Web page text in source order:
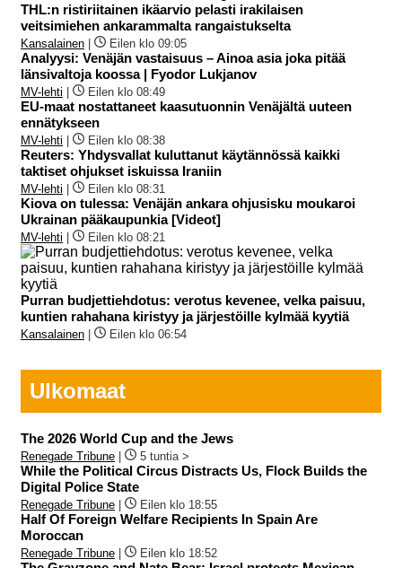
THL:n ristiriitainen ikäarvio pelasti irakilaisen
veitsimiehen ankarammalta rangaistukselta
Kansalainen Eilen klo 09:05
Analyysi: Venäjän vastaisuus – Ainoa asia joka pitää
länsivaltoja koossa | Fyodor Lukjanov
MV-lehti Eilen klo 08:49
EU-maat nostattaneet kaasutuonnin Venäjältä uuteen
ennätykseen
MV-lehti Eilen klo 08:38
Reuters: Yhdysvallat kuluttanut käytännössä kaikki
taktiset ohjukset iskuissa Iraniin
MV-lehti Eilen klo 08:31
Kiova on tulessa: Venäjän ankara ohjusisku moukaroi
Ukrainan pääkaupunkia [Videot]
MV-lehti Eilen klo 08:21
Purran budjettiehdotus: verotus kevenee, velka paisuu,
kuntien rahahana kiristyy ja järjestöille kylmää kyytiä
Kansalainen Eilen klo 06:54
Ulkomaat
The 2026 World Cup and the Jews
Renegade Tribune 5 tuntia >
While the Political Circus Distracts Us, Flock Builds the
Digital Police State
Renegade Tribune Eilen klo 18:55
Half Of Foreign Welfare Recipients In Spain Are
Moroccan
Renegade Tribune Eilen klo 18:52